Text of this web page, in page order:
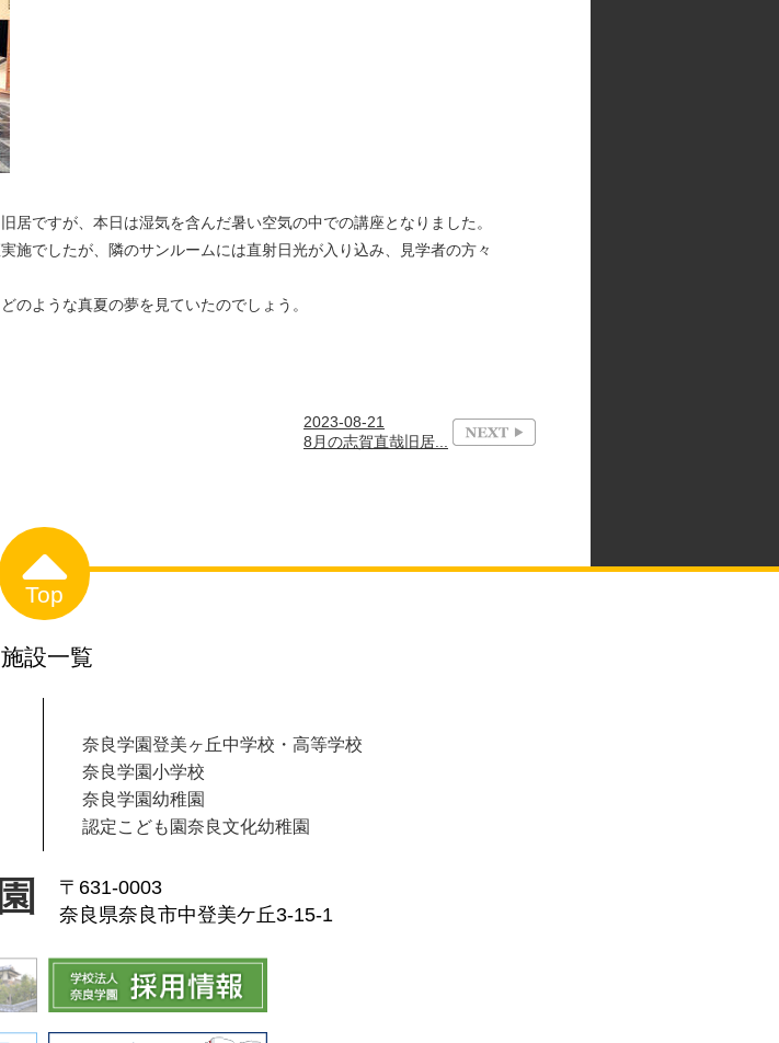
ですが、本日は湿気を含んだ暑い空気の中での講座となりました。
でしたが、隣のサンルームには直射日光が入り込み、見学者の方々
のような真夏の夢を見ていたのでしょう。
2023-08-21
8月の志賀直哉旧居...
Top
設一覧
奈良学園登美ヶ丘中学校・高等学校
奈良学園小学校
奈良学園幼稚園
認定こども園奈良文化幼稚園
〒631-0003
奈良県奈良市中登美ケ丘3-15-1